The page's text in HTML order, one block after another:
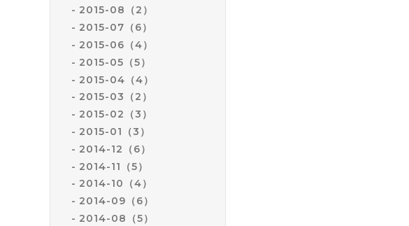
2015-08（2）
2015-07（6）
2015-06（4）
2015-05（5）
2015-04（4）
2015-03（2）
2015-02（3）
2015-01（3）
2014-12（6）
2014-11（5）
2014-10（4）
2014-09（6）
2014-08（5）